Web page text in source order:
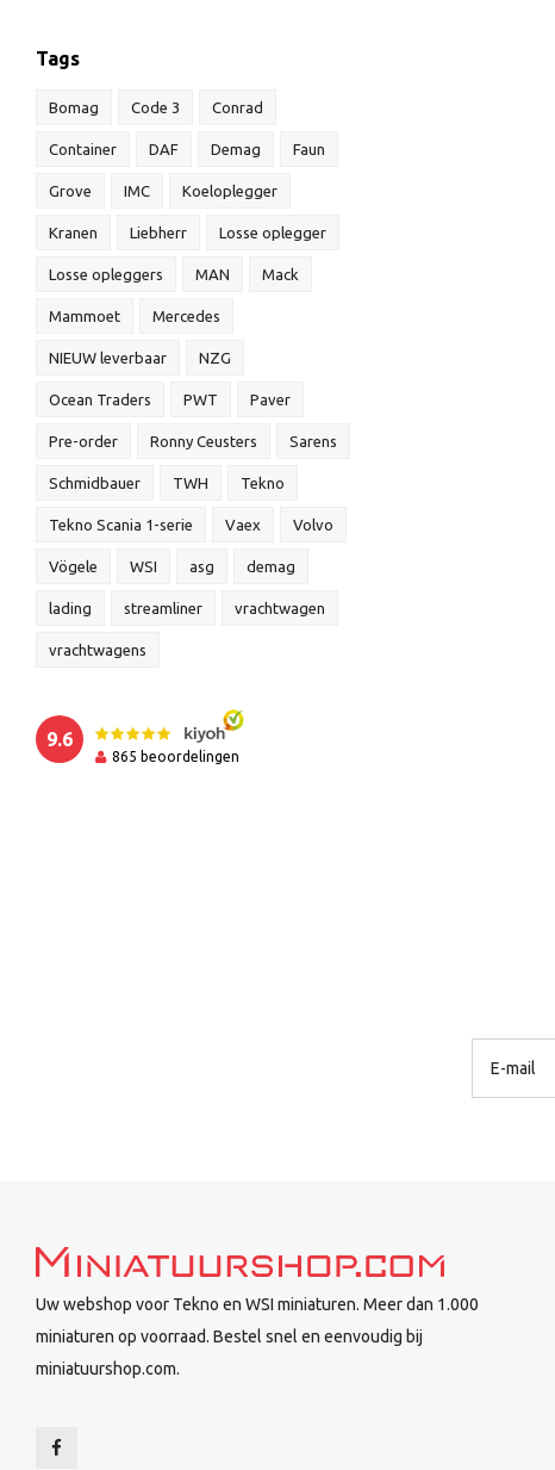
Tags
Bomag Code 3 Conrad
Container DAF Demag Faun
Grove IMC Koeloplegger
Kranen Liebherr Losse oplegger
Losse opleggers MAN Mack
Mammoet Mercedes
NIEUW leverbaar NZG
Ocean Traders PWT Paver
Pre-order Ronny Ceusters Sarens
Schmidbauer TWH Tekno
Tekno Scania 1-serie Vaex Volvo
Vögele WSI asg demag
lading streamliner vrachtwagen
vrachtwagens
9.6
865 beoordelingen
Uw webshop voor Tekno en WSI miniaturen. Meer dan 1.000
miniaturen op voorraad. Bestel snel en eenvoudig bij
miniatuurshop.com.